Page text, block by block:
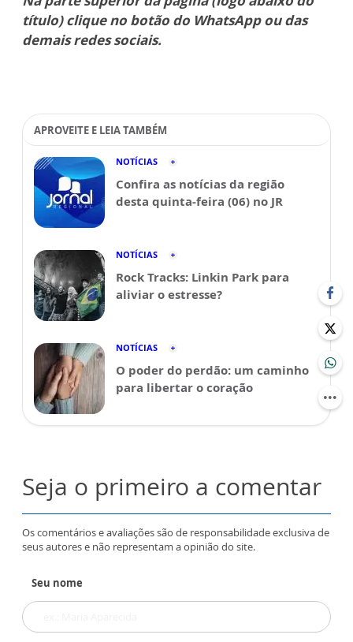
título) clique no botão do WhatsApp ou das
demais redes sociais.
APROVEITE E LEIA TAMBÉM
NOTÍCIAS
Confira as notícias da região
desta quinta-feira (06) no JR
NOTÍCIAS
Rock Tracks: Linkin Park para
aliviar o estresse?
NOTÍCIAS
O poder do perdão: um caminho
para libertar o coração
Seja o primeiro a comentar
Os comentários e avaliações são de responsabilidade exclusiva de
seus autores e não representam a opinião do site.
Seu nome